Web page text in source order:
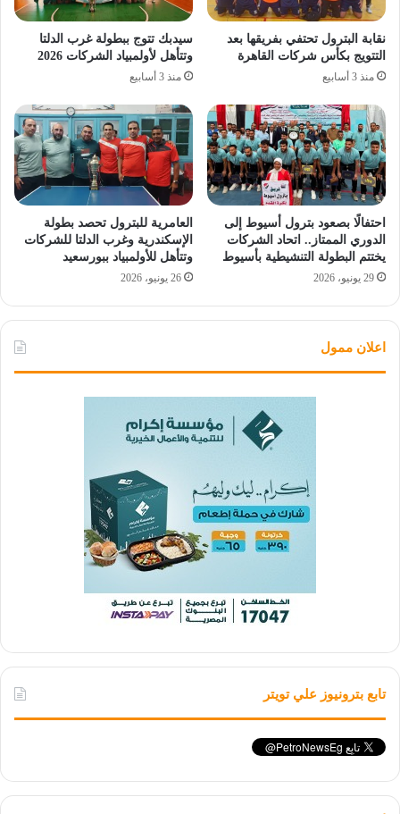
نقابة البترول تحتفي بفريقها بعد
التتويج بكأس شركات القاهرة
منذ 3 أسابيع
سيدبك تتوج ببطولة غرب الدلتا
وتتأهل لأولمبياد الشركات 2026
منذ 3 أسابيع
احتفالًا بصعود بترول أسيوط إلى
الدوري الممتاز.. اتحاد الشركات
يختتم البطولة التنشيطية بأسيوط
29 يونيو، 2026
العامرية للبترول تحصد بطولة
الإسكندرية وغرب الدلتا للشركات
وتتأهل للأولمبياد ببورسعيد
26 يونيو، 2026
اعلان ممول
تابع بترونيوز علي تويتر